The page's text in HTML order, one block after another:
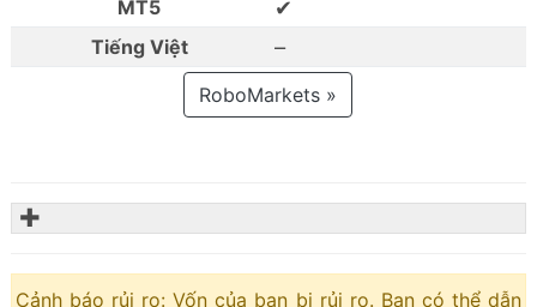
MT5 ✔
Tiếng Việt –
RoboMarkets »
✚
Cảnh báo rủi ro: Vốn của bạn bị rủi ro. Bạn có thể dẫn